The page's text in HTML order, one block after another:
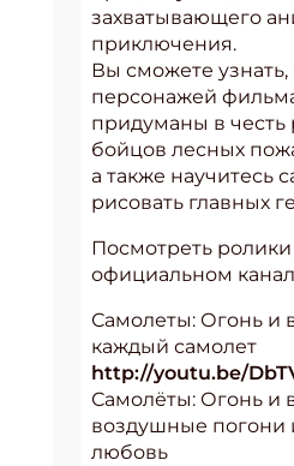
захватывающего
приключения.
Вы сможете узнать,
персонажей
придуманы в честь
бойцов лесных
а также научитесь
рисовать главных
Посмотреть
официальном
Самолеты: Огонь и
каждый самолет
http://youtu.be/
Самолёты: Огонь и
воздушные погони
любовь